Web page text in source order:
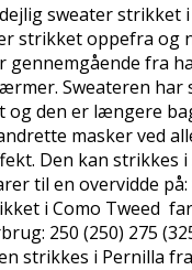
sweater strikket
strikket oppefra og
gennemgående fra
Sweateren har
og den er længere
masker ved
Den kan strikkes i
til en overvidde på:
i Como Tweed
250 (250) 275
strikkes i Pernilla